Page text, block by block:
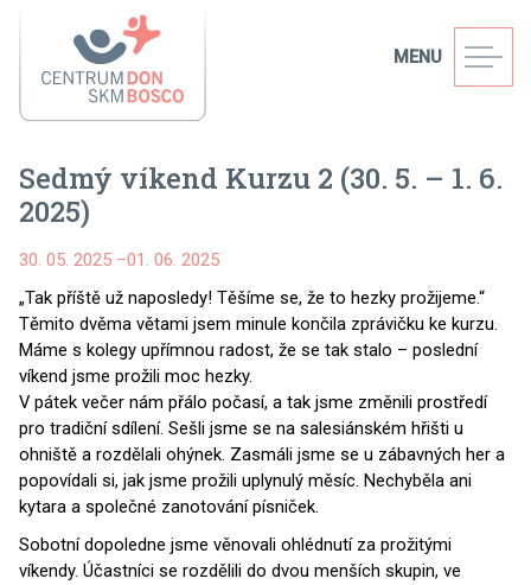
MENU
Sedmý víkend Kurzu 2 (30. 5. – 1. 6.
2025)
30. 05. 2025 –01. 06. 2025
„Tak příště už naposledy! Těšíme se, že to hezky prožijeme.“
Těmito dvěma větami jsem minule končila zprávičku ke kurzu.
Máme s kolegy upřímnou radost, že se tak stalo – poslední
víkend jsme prožili moc hezky.
V pátek večer nám přálo počasí, a tak jsme změnili prostředí
pro tradiční sdílení. Sešli jsme se na salesiánském hřišti u
ohniště a rozdělali ohýnek. Zasmáli jsme se u zábavných her a
popovídali si, jak jsme prožili uplynulý měsíc. Nechyběla ani
kytara a společné zanotování písniček.
Sobotní dopoledne jsme věnovali ohlédnutí za prožitými
víkendy. Účastníci se rozdělili do dvou menších skupin, ve